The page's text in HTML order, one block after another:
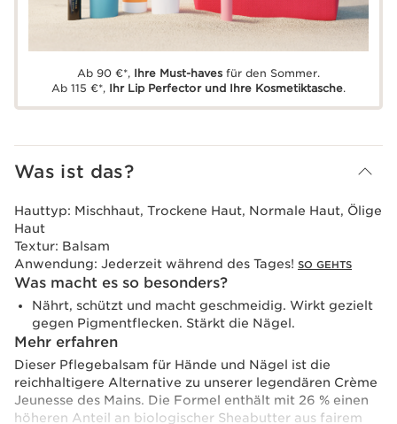
Ab 90 €*, Ihre Must-haves für den Sommer.
Ab 115 €*, Ihr Lip Perfector und Ihre Kosmetiktasche.
Was ist das?
Hauttyp: Mischhaut, Trockene Haut, Normale Haut, Ölige
Haut
Textur: Balsam
Anwendung: Jederzeit während des Tages! SO GEHTS
Was macht es so besonders?
Nährt, schützt und macht geschmeidig. Wirkt gezielt
gegen Pigmentflecken. Stärkt die Nägel.
Mehr erfahren
Dieser Pflegebalsam für Hände und Nägel ist die
reichhaltigere Alternative zu unserer legendären Crème
Jeunesse des Mains. Die Formel enthält mit 26 % einen
höheren Anteil an biologischer Sheabutter aus fairem